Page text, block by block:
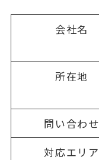
会社名
所在地
問い合わせ
対応エリア